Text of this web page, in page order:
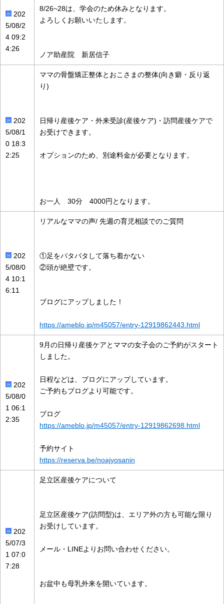
202
5/08/2
4 09:2
4:26
8/26~28は、学会のため休みとなります。
よろしくお願いいたします。
ノア助産院 新居信子
202
5/08/1
0 18:3
2:25
ママの骨盤矯正整体とおこさまの整体(向き癖・反り返
り)
日帰り産後ケア・外来受診(産後ケア)・訪問産後ケアで
お受けできます。
オプションのため、別途料金が必要となります。
お一人 30分 4000円となります。
202
5/08/0
4 10:1
6:11
リアルなママの声/ 先週の育児相談でのご質問
①足をバタバタして落ち着かない
②頭が絶壁です。
ブログにアップしました！
https://ameblo.jp/m45057/entry-12919862443.html
202
5/08/0
1 06:1
2:35
9月の日帰り産後ケアとママの女子会のご予約がスタート
しました。
日程などは、ブログにアップしています。
ご予約もブログより可能です。
ブログ
https://ameblo.jp/m45057/entry-12919862698.html
予約サイト
https://reserva.be/noajyosanin
202
5/07/3
1 07:0
7:28
足立区産後ケアについて
足立区産後ケア(訪問型)は、エリア外の方も可能な限り
お受けしています。
メール・LINEよりお問い合わせください。
お盆中も母乳外来を開いています。